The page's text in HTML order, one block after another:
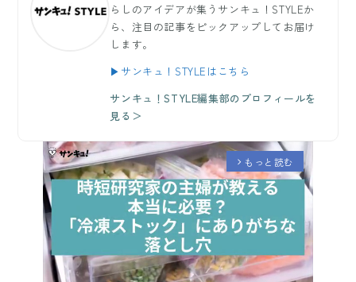
らしのアイデアが集うサンキュ！STYLEか
ら、注目の記事をピックアップしてお届け
します。
▶サンキュ！STYLEはこちら
サンキュ！STYLE編集部のプロフィールを
見る＞
arrow_forward_ios もっと読む